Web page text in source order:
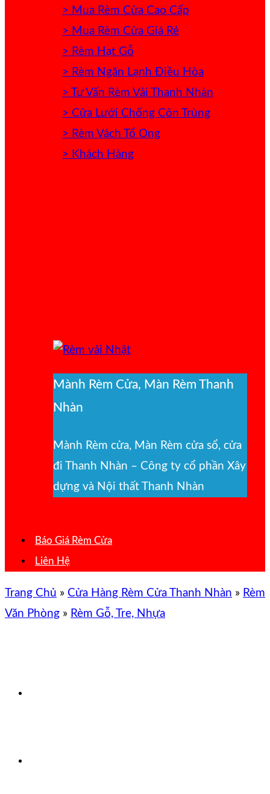
> Mua Rèm Cửa Cao Cấp
> Mua Rèm Cửa Giá Rẻ
> Rèm Hạt Gỗ
> Rèm Ngăn Lạnh Điều Hòa
> Tư Vấn Rèm Vải Thanh Nhàn
> Cửa Lưới Chống Côn Trùng
> Rèm Vách Tổ Ong
> Khách Hàng
Mành Rèm Cửa, Màn Rèm Thanh
Nhàn
Mành Rèm cửa, Màn Rèm cửa sổ, cửa
đi Thanh Nhàn – Công ty cổ phần Xây
dựng và Nội thất Thanh Nhàn
Báo Giá Rèm Cửa
Liên Hệ
Trang Chủ » Cửa Hàng Rèm Cửa Thanh Nhàn » Rèm
Văn Phòng » Rèm Gỗ, Tre, Nhựa